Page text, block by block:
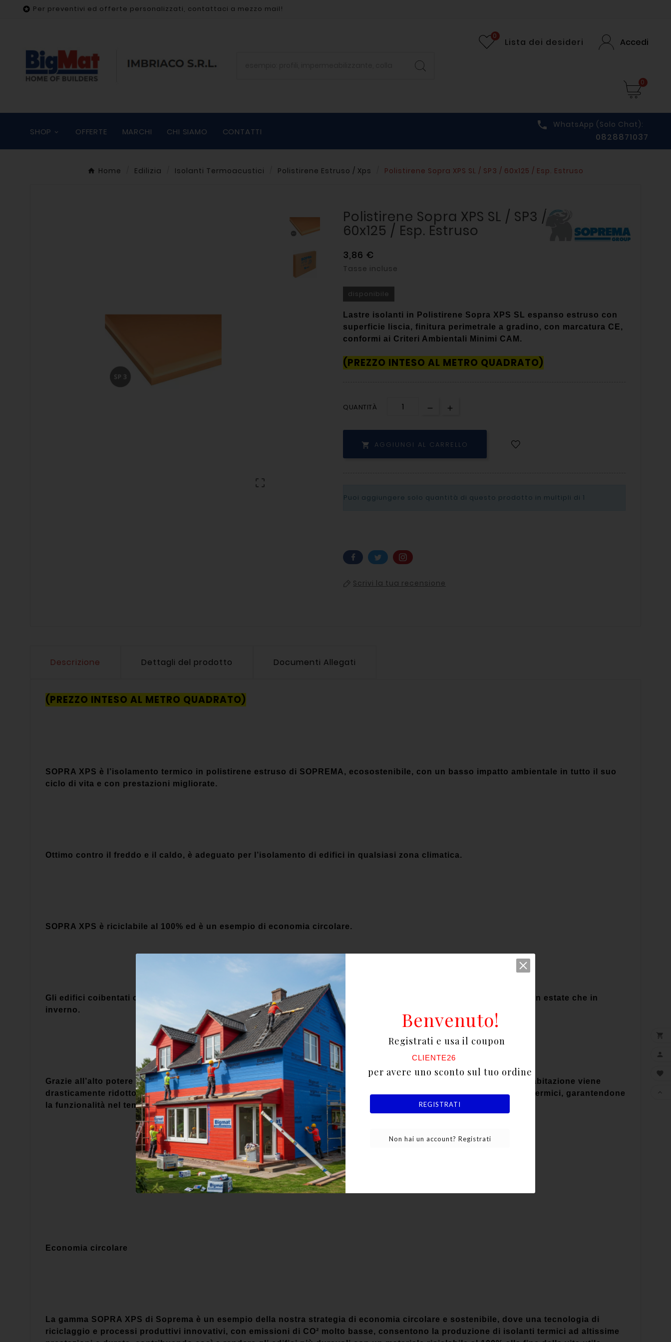
 Per preventivi ed offerte personalizzati, contattaci a mezzo mail!
Lista dei desideri
0
Accedi
0
SHOP OFFERTE MARCHI CHI SIAMO CONTATTI
 WhatsApp (solo Chat):
0828871037
Home Edilizia Isolanti Termoacustici Polistirene Estruso / Xps Polistirene Sopra XPS SL / SP3 / 60x125 / Esp. Estruso

Polistirene Sopra XPS SL / SP3 /
60x125 / Esp. Estruso
3,86 €
Tasse incluse
disponibile
Lastre isolanti in Polistirene Sopra XPS SL espanso estruso con
superficie liscia, finitura perimetrale a gradino, con marcatura CE,
conformi ai Criteri Ambientali Minimi CAM.
(PREZZO INTESO AL METRO QUADRATO)
QUANTITÀ
 AGGIUNGI AL CARRELLO
Puoi aggiungere solo quantità di questo prodotto in multipli di 1
Scrivi la tua recensione
Descrizione Dettagli del prodotto Documenti Allegati
(PREZZO INTESO AL METRO QUADRATO)
SOPRA XPS è l’isolamento termico in polistirene estruso di SOPREMA, ecosostenibile, con un basso impatto ambientale in tutto il suo
ciclo di vita e con prestazioni migliorate.
Ottimo contro il freddo e il caldo, è adeguato per l’isolamento di edifici in qualsiasi zona climatica.
SOPRA XPS è riciclabile al 100% ed è un esempio di economia circolare.
Gli edifici coibentati con SOPRA XPS garantiscono un’elevata efficienza energetica ed elevati livelli di comfort, sia in estate che in
inverno.
Grazie all’alto potere isolante del polistirene estruso, il consumo energetico necessario per la climatizzazione dell’abitazione viene
drasticamente ridotto, aiutando a ridurre il consumo energetico e proteggendo l’edificio dall’umidità e dagli sbalzi termici, garantendone
la funzionalità nel tempo.
Economia circolare
La gamma SOPRA XPS di Soprema è un esempio della nostra strategia di economia circolare e sostenibile, dove una tecnologia di
riciclaggio e processi produttivi innovativi, con emissioni di CO² molto basse, consentono la produzione di isolanti termici ad altissime




REGISTRATI
Non hai un account? Registrati
Registrati e usa il coupon
per avere uno sconto sul tuo ordine
CLIENTE26
Benvenuto!